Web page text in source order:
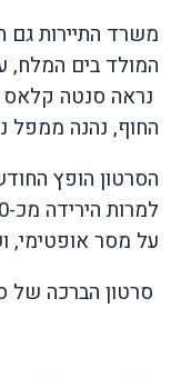
משרד התיירות גם
המולד בים המלח,
נראה סנטה
החוף, נהנה ממפל
הסרטון הופץ
על מסר אופטימי,
סרטון הברכה של